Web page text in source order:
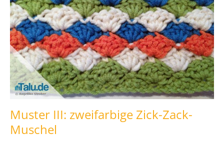
Muster III: zweifarbige Zick-Zack-
Muschel